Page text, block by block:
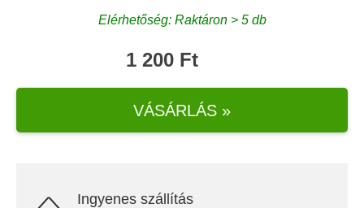
Elérhetőség: Raktáron > 5 db
1 200 Ft
VÁSÁRLÁS »
Ingyenes szállítás